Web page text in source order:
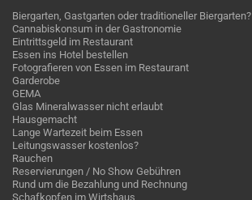
Biergarten, Gastgarten oder traditioneller Biergarten?
Cannabiskonsum in der Gastronomie
Eintrittsgeld im Restaurant
Essen ins Hotel bestellen
Fotografieren von Essen im Restaurant
Garderobe
GEMA
Glas Mineralwasser nicht erlaubt
Hausgemacht
Lange Wartezeit beim Essen
Leitungswasser kostenlos?
Rauchen
Reservierungen / No Show Gebühren
Rund um die Bezahlung und Rechnung
Schafkopfen im Wirtshaus